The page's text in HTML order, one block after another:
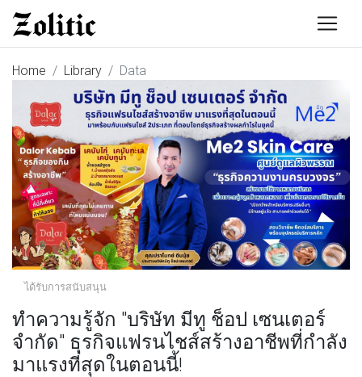
Home Library Data
ได้รับการสนับสนุน
ทำความรู้จัก "บริษัท มีทู ช็อป เซนเตอร์
จำกัด" ธุรกิจแฟรนไชส์สร้างอาชีพที่กำลัง
มาแรงที่สุดในตอนนี้!